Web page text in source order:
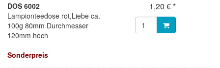
DOS 6002
Lampionteedose rot,Liebe ca.
100g 80mm Durchmesser
120mm hoch
Sonderpreis
1,20 € *